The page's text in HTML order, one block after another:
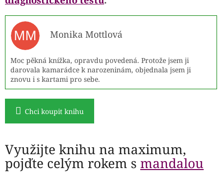
MM Monika Mottlová
Moc pěkná knížka, opravdu povedená. Protože jsem ji
darovala kamarádce k narozeninám, objednala jsem ji
znovu i s kartami pro sebe.
Chci koupit knihu
Využijte knihu na maximum,
pojďte celým rokem s mandalou